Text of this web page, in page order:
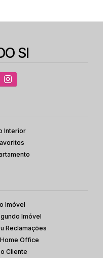
SI
Interior
Imóvel
Imóvel
Reclamações
Office
Cliente